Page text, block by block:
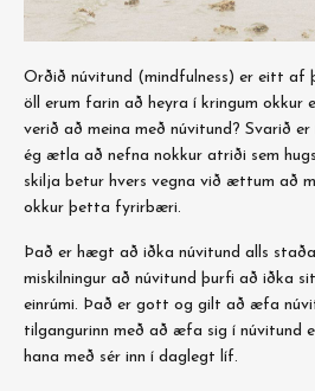
Orðið núvitund (mindfulness) er eitt af
öll erum farin að heyra í kringum okkur
verið að meina með núvitund? Svarið
ég ætla að nefna nokkur atriði sem
skilja betur hvers vegna við ættum að
okkur þetta fyrirbæri.
Það er hægt að iðka núvitund alls
miskilningur að núvitund þurfi að iðka
einrúmi. Það er gott og gilt að æfa
tilgangurinn með að æfa sig í núvitund
hana með sér inn í daglegt líf.